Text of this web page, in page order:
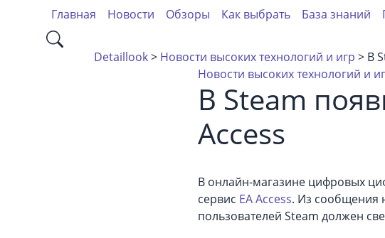
Главная Новости Обзоры Как выбрать База знаний
Detaillook> Новости высоких технологий и игр > В
Новости высоких технологий и
В Steam
Access
В онлайн-магазине цифровых
сервис EA Access. Из сообщения
пользователей Steam должен